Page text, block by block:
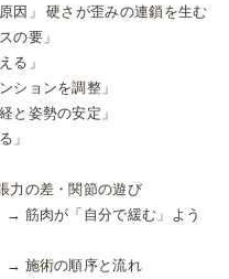
因」 硬さが歪みの連鎖を生む
の要」
る」
ションを調整」
と姿勢の安定」
」
力の差・関節の遊び
→ 筋肉が「自分で緩む」よう
→ 施術の順序と流れ